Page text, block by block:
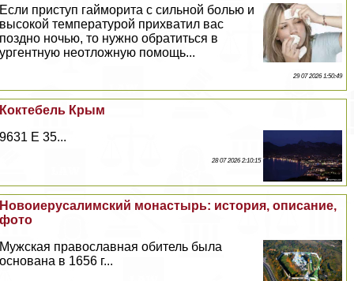
Если приступ гайморита с сильной болью и
высокой температурой прихватил вас
поздно ночью, то нужно обратиться в
ургентную неотложную помощь...
29 07 2026 1:50:49
Коктебель Крым
9631 E 35...
28 07 2026 2:10:15
Новоиерусалимский монастырь: история, описание,
фото
Мужская православная обитель была
основана в 1656 г...